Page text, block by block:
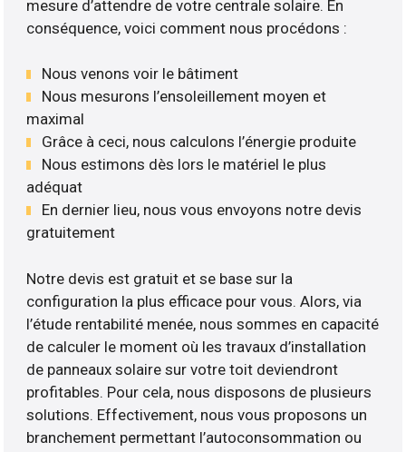
mesure d’attendre de votre centrale solaire. En
conséquence, voici comment nous procédons :
Nous venons voir le bâtiment
Nous mesurons l’ensoleillement moyen et
maximal
Grâce à ceci, nous calculons l’énergie produite
Nous estimons dès lors le matériel le plus
adéquat
En dernier lieu, nous vous envoyons notre devis
gratuitement
Notre devis est gratuit et se base sur la
configuration la plus efficace pour vous. Alors, via
l’étude rentabilité menée, nous sommes en capacité
de calculer le moment où les travaux d’installation
de panneaux solaire sur votre toit deviendront
profitables. Pour cela, nous disposons de plusieurs
solutions. Effectivement, nous vous proposons un
branchement permettant l’autoconsommation ou